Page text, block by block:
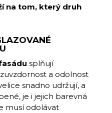
na tom, který druh
splňují
a odolnost
snadno udržují, a
je i jejich barevná
musí odolávat